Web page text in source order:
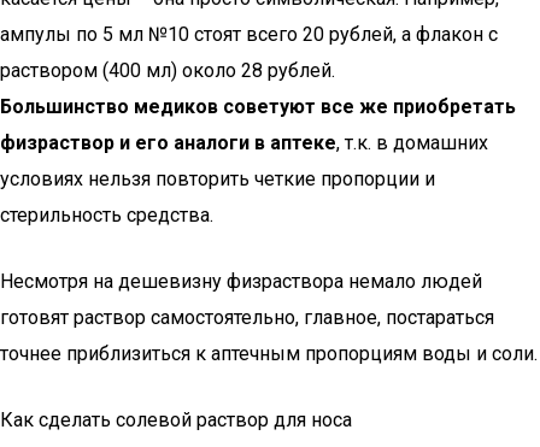
ампулы по 5 мл №10 стоят всего 20 рублей, а флакон с
раствором (400 мл) около 28 рублей.
Большинство медиков советуют все же приобретать
физраствор и его аналоги в аптеке, т.к. в домашних
условиях нельзя повторить четкие пропорции и
стерильность средства.
Несмотря на дешевизну физраствора немало людей
готовят раствор самостоятельно, главное, постараться
точнее приблизиться к аптечным пропорциям воды и соли.
Как сделать солевой раствор для носа